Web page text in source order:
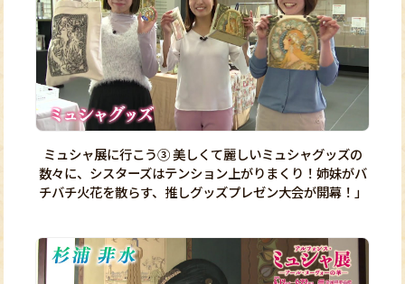
ミュシャ展に行こう③ 美しくて麗しいミュシャグッズの
数々に、シスターズはテンション上がりまくり！姉妹がバ
チバチ火花を散らす、推しグッズプレゼン大会が開幕！」